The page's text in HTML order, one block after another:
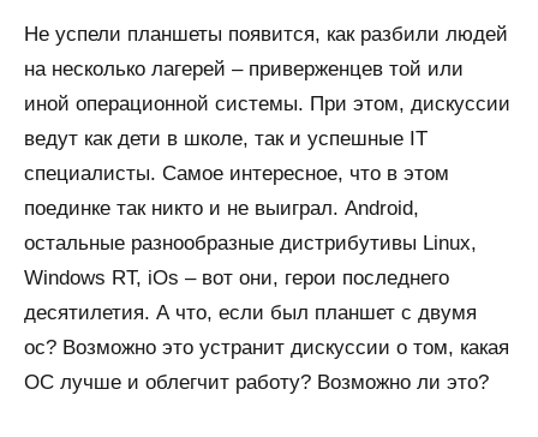
Не успели планшеты появится, как разбили людей
на несколько лагерей – приверженцев той или
иной операционной системы. При этом, дискуссии
ведут как дети в школе, так и успешные IT
специалисты. Самое интересное, что в этом
поединке так никто и не выиграл. Android,
остальные разнообразные дистрибутивы Linux,
Windows RT, iOs – вот они, герои последнего
десятилетия. А что, если был планшет с двумя
ос? Возможно это устранит дискуссии о том, какая
ОС лучше и облегчит работу? Возможно ли это?